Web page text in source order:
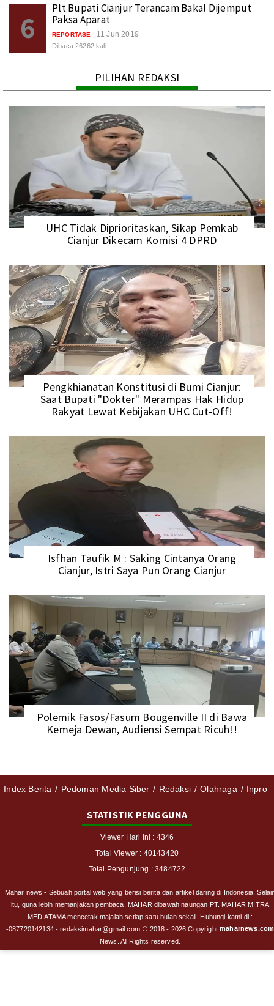
6
Plt Bupati Cianjur Terancam Bakal Dijemput
Paksa Aparat
REPORTASE | 11 Jun 2019
Dibaca 26262 kali
PILIHAN REDAKSI
UHC Tidak Diprioritaskan, Sikap Pemkab
Cianjur Dikecam Komisi 4 DPRD
Pengkhianatan Konstitusi di Bumi Cianjur:
Saat Bupati "Dokter" Merampas Hak Hidup
Rakyat Lewat Kebijakan UHC Cut-Off!
Isfhan Taufik M : Saking Cintanya Orang
Cianjur, Istri Saya Pun Orang Cianjur
Polemik Fasos/Fasum Bougenville II di Bawa
Kemeja Dewan, Audiensi Sempat Ricuh!!
Index Berita Pedoman Media Siber Redaksi Olahraga Inpro
STATISTIK PENGGUNA
Viewer Hari ini : 4346
Total Viewer : 40143420
Total Pengunjung : 3484722
Mahar news - Sebuah portal web yang berisi berita dan artikel daring di Indonesia.
itu, guna lebih memanjakan pembaca, MAHAR dibawah naungan PT. MAHAR MITRA
MEDIATAMA mencetak majalah setiap satu bulan sekali. Hubungi kami di :
-087720142134 - redaksimahar@gmail.com © 2018 - 2026 Copyrightmaharnews.com
News. All Rights reserved.